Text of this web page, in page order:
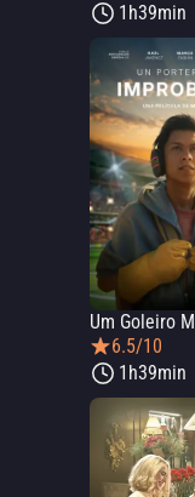
1h39min
6.5/10
1h39min